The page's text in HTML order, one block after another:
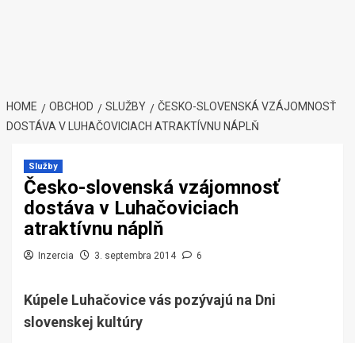
HOME OBCHOD SLUŽBY
ČESKO-SLOVENSKÁ VZÁJOMNOSŤ
DOSTÁVA V LUHAČOVICIACH ATRAKTÍVNU NÁPLŇ
Služby
Česko-slovenská vzájomnosť
dostáva v Luhačoviciach
atraktívnu náplň
Inzercia 3. septembra 2014 6
Kúpele Luhačovice vás pozývajú na Dni
slovenskej kultúry